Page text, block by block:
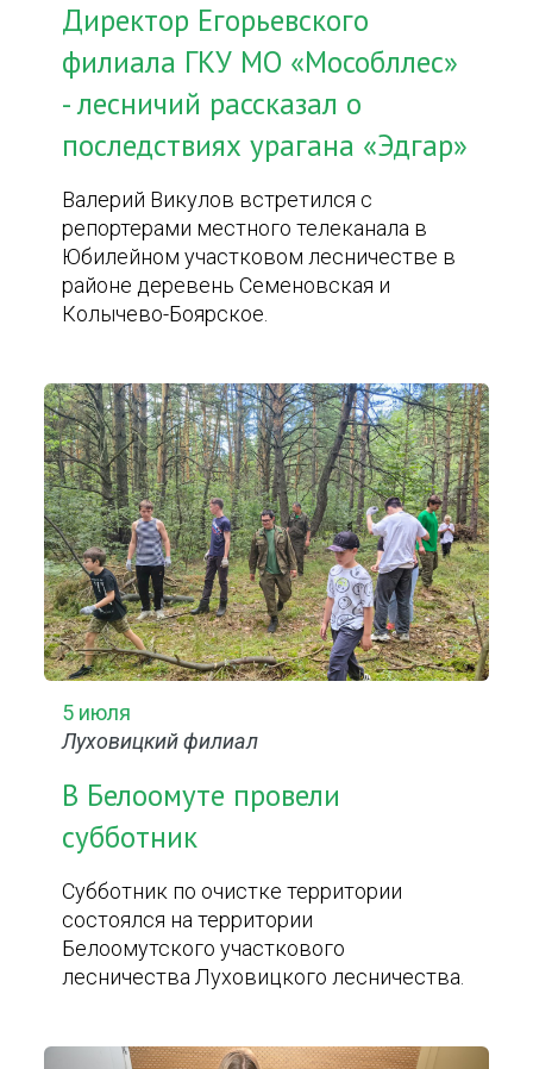
Директор Егорьевского
филиала ГКУ МО «Мособллес»
- лесничий рассказал о
последствиях урагана «Эдгар»
Валерий Викулов встретился с
репортерами местного телеканала в
Юбилейном участковом лесничестве в
районе деревень Семеновская и
Колычево-Боярское.
5 июля
Луховицкий филиал
В Белоомуте провели
субботник
Субботник по очистке территории
состоялся на территории
Белоомутского участкового
лесничества Луховицкого лесничества.